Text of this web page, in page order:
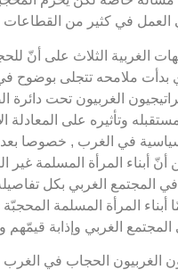
العمل في كثير من القطاعات
الغربية الثلاث على أنّ
بدأت ملامحه تتجلى بوضوح
الغربيون تحت دائرة
وتأثيره على المعادلة
في الغرب , خصوصا بعد
أنّ أبناء المرأة المسلمة غير
المجتمع الغربي بكل
أبناء المرأة المسلمة
الغربي وإذابة قيمّهم
الغربيون الحجاب في الغرب